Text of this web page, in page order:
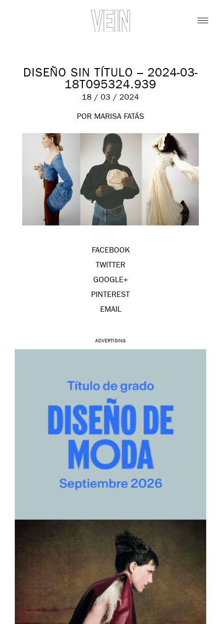
DISEÑO SIN TÍTULO – 2024-03-
18T095324.939
18 / 03 / 2024
POR MARISA FATÁS
FACEBOOK
TWITTER
GOOGLE+
PINTEREST
EMAIL
ADVERTISING